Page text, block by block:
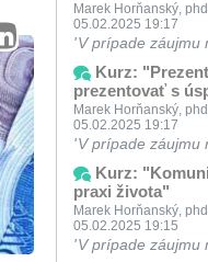
Marek Horňanský,
05.02.2025 19:17
V prípade záujmu
Kurz:
prezentovať s
Marek Horňanský,
05.02.2025 19:17
V prípade záujmu
Kurz:
praxi života"
Marek Horňanský,
05.02.2025 19:15
V prípade záujmu